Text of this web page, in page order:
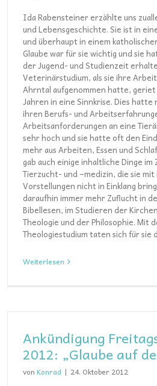
Ida Rabensteiner erzählte uns
und Lebensgeschichte. Sie ist in
und überhaupt in einem
Glaube war für sie wichtig und sie
der Jugend- und Studienzeit
Veterinärstudium, als sie ihre
Ahrntal aufgenommen hatte, geriet
Jahren in eine Sinnkrise. Dies
ihren Berufs- und
Arbeitsanforderungen an eine
sehr hoch und sie hatte oft den
mehr aus Arbeiten, Essen und
gab auch einige inhaltliche Dinge im
Tierzucht- und –medizin, die sie
Vorstellungen nicht in Einklang
daraufhin immer mehr Zuflucht in
Bibellesen, im Studieren der
Theologie und der Philosophie. Mit
Theologiestudium taten sich für sie
Weiterlesen
Ankündigung
2012: „Glaube auf
von Konrad | 24. Oktober 2012